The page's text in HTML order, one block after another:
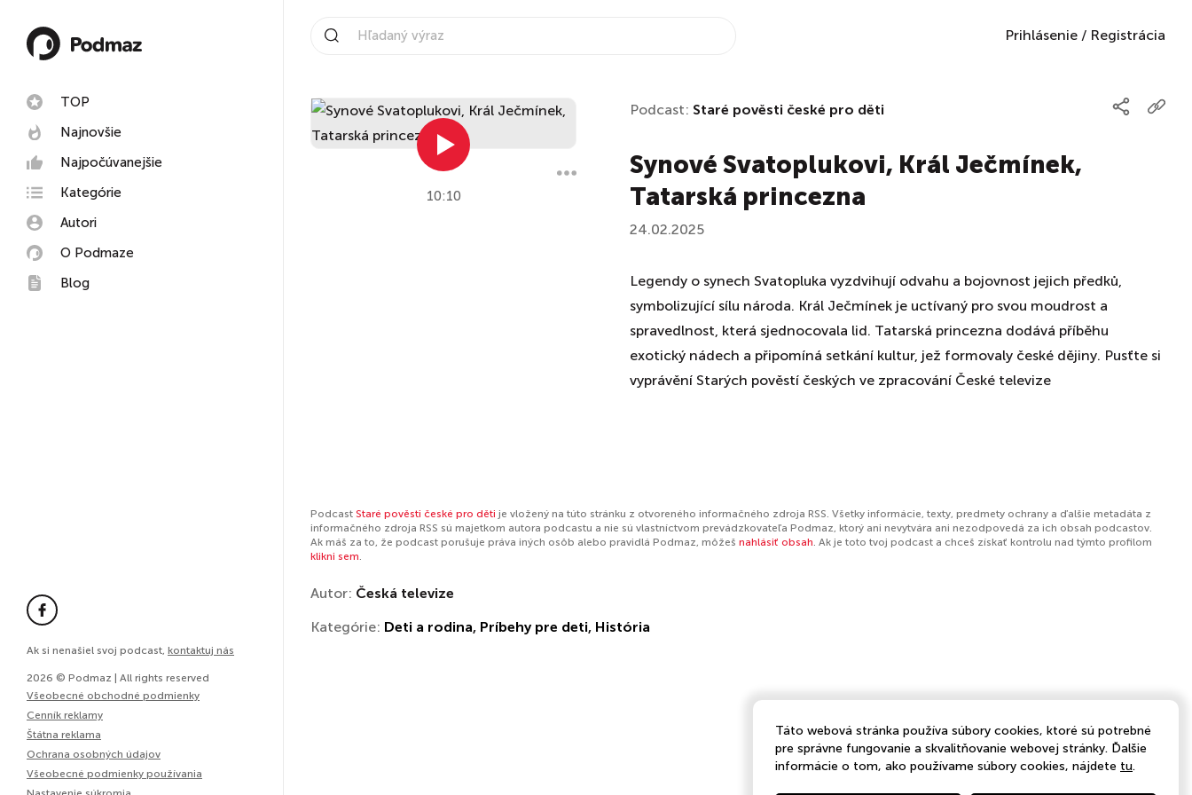
TOP
Najnovšie
Najpočúvanejšie
Kategórie
Autori
O Podmaze
Blog
Ak si nenašiel svoj podcast, kontaktuj nás
2026 © Podmaz | All rights reserved
Všeobecné obchodné podmienky
Cenník reklamy
Štátna reklama
Ochrana osobných údajov
Všeobecné podmienky používania
Prihlásenie / Registrácia
10:10
Podcast: Staré pověsti české pro děti
Synové Svatoplukovi, Král Ječmínek,
Tatarská princezna
24.02.2025
Legendy o synech Svatopluka vyzdvihují odvahu a bojovnost jejich předků,
symbolizující sílu národa. Král Ječmínek je uctívaný pro svou moudrost a
spravedlnost, která sjednocovala lid. Tatarská princezna dodává příběhu
exotický nádech a připomíná setkání kultur, jež formovaly české dějiny. Pusťte si
vyprávění Starých pověstí českých ve zpracování České televize
Podcast Staré pověsti české pro děti je vložený na túto stránku z otvoreného informačného zdroja RSS. Všetky informácie, texty, predmety ochrany a ďalšie metadáta z
informačného zdroja RSS sú majetkom autora podcastu a nie sú vlastníctvom prevádzkovateľa Podmaz, ktorý ani nevytvára ani nezodpovedá za ich obsah podcastov.
Ak máš za to, že podcast porušuje práva iných osôb alebo pravidlá Podmaz, môžeš nahlásiť obsah. Ak je toto tvoj podcast a chceš získať kontrolu nad týmto profilom
klikni sem.
Autor: Česká televize
Kategórie: Deti a rodina, Príbehy pre deti, História
Táto webová stránka používa súbory cookies, ktoré sú potrebné
pre správne fungovanie a skvalitňovanie webovej stránky. Ďalšie
informácie o tom, ako používame súbory cookies, nájdete tu.